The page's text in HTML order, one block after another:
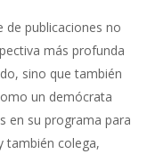
de publicaciones no
más profunda
sino que también
un demócrata
en su programa para
también colega,